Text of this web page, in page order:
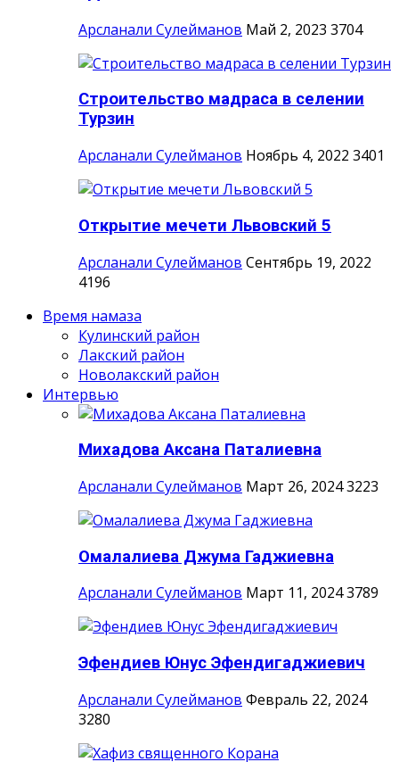
Арсланали Сулейманов Май 2, 2023 3704
Строительство мадраса в селении
Турзин
Арсланали Сулейманов Ноябрь 4, 2022 3401
Открытие мечети Львовский 5
Арсланали Сулейманов Сентябрь 19, 2022
4196
Время намаза
Кулинский район
Лакский район
Новолакский район
Интервью
Михадова Аксана Паталиевна
Арсланали Сулейманов Март 26, 20243223
Омалалиева Джума Гаджиевна
Арсланали Сулейманов Март 11, 20243789
Эфендиев Юнус Эфендигаджиевич
Арсланали Сулейманов Февраль 22, 2024
3280